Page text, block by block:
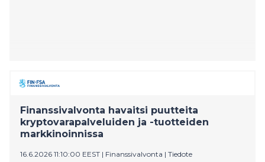
Finanssivalvonta havaitsi puutteita
kryptovarapalveluiden ja -tuotteiden
markkinoinnissa
16.6.2026 11:10:00 EEST | Finanssivalvonta | Tiedote